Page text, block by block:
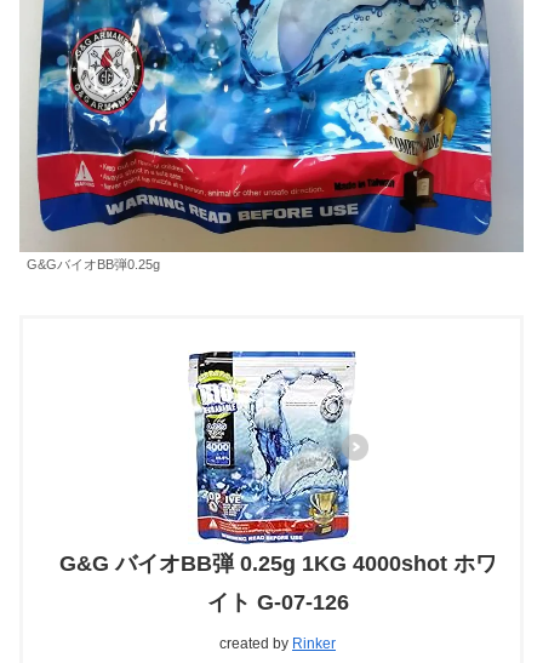
G&GバイオBB弾0.25g
G&G バイオBB弾 0.25g 1KG 4000shot ホワ
イト G-07-126
created by Rinker